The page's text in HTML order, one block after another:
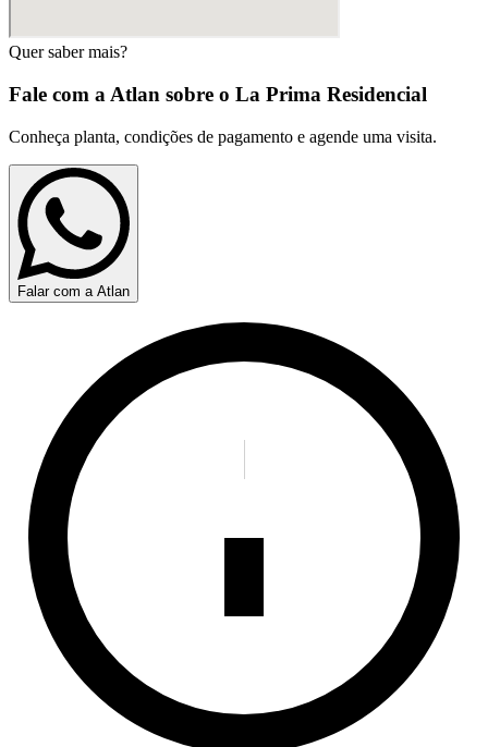
Quer saber mais?
Fale com a Atlan sobre o La Prima Residencial
Conheça planta, condições de pagamento e agende uma visita.
Falar com a Atlan